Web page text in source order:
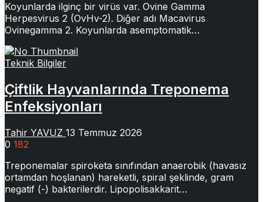
Koyunlarda ilginç bir virüs var. Ovine Gamma
Herpesvirus 2 (OvHv-2). Diğer adı Macavirus
Ovinegamma 2. Koyunlarda asemptomatik…
Teknik Bilgiler
Çiftlik Hayvanlarında Treponema
Enfeksiyonları
Tahir YAVUZ 13 Temmuz 2026
0 182
Treponemalar spiroketa sınıfından anaerobik (havasız
ortamdan hoşlanan) hareketli, spiral şeklinde, gram
negatif (-) bakterilerdir. Lipopolisakkarit…